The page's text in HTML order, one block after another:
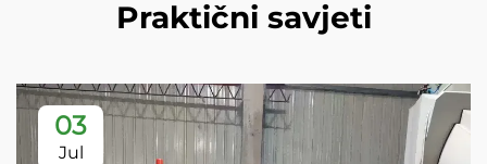
Praktični savjeti
03
Jul